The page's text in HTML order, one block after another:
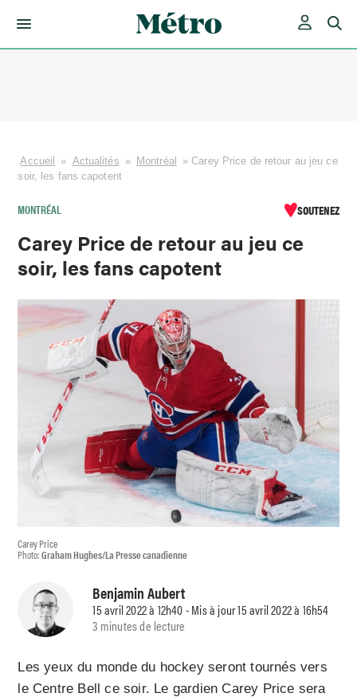
Accueil » Actualités » Montréal »Carey Price de retour au jeu ce
soir, les fans capotent
MONTRÉAL SOUTENEZ
Carey Price de retour au jeu ce
soir, les fans capotent
Carey Price
Photo:Graham Hughes/La Presse canadienne
Benjamin Aubert
15 avril 2022 à 12h40 - Mis à jour 15 avril 2022 à 16h54
3 minutes de lecture
Les yeux du monde du hockey seront tournés vers
le Centre Bell ce soir. Le gardien Carey Price sera